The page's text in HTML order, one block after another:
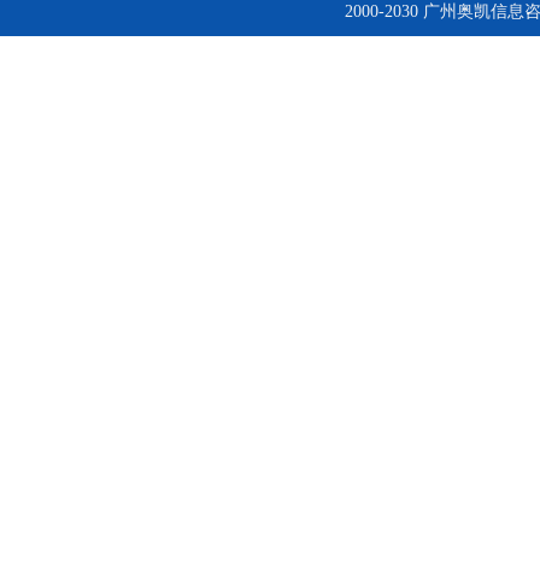
2000-2030 广州奥凯信息